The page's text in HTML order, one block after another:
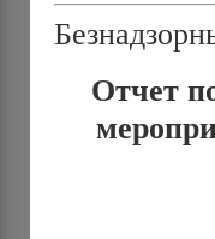
Отчет